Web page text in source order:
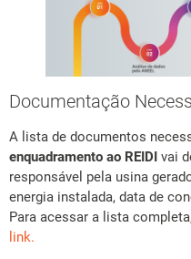
Documentação
A lista de documentos
enquadramento ao REIDI vai
responsável pela usina
energia instalada, data de
Para acessar a lista
link.